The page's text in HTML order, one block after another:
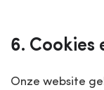
6. Cookies
Onze website